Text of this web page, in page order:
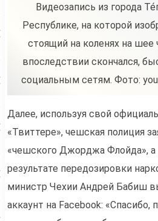
Видеозапись из города
Республике, на которой
стоящий на коленях на шее
впоследствии скончался,
социальным сетям. Фото:
Далее, используя свой
«Твиттере», чешская полиция
«чешского Джорджа Флойда»,
результате передозировки
министр Чехии Андрей Бабиш
аккаунт на Facebook: «Спасибо,